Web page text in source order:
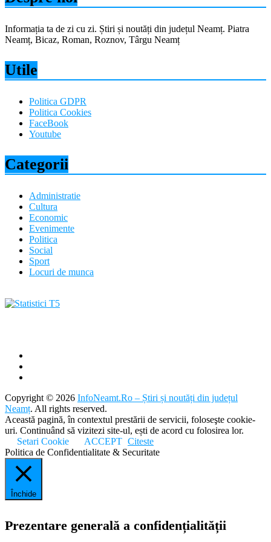
Informația ta de zi cu zi. Știri și noutăți din județul Neamț. Piatra
Neamț, Bicaz, Roman, Roznov, Târgu Neamț
Utile
Politica GDPR
Politica Cookies
FaceBook
Youtube
Categorii
Administratie
Cultura
Economic
Evenimente
Politica
Social
Sport
Locuri de munca
Copyright © 2026 InfoNeamt.Ro – Știri și noutăți din județul
Neamț. All rights reserved.
Această pagină, în contextul prestării de servicii, foloseşte cookie-
uri. Continuând să vizitezi site-ul, ești de acord cu folosirea lor.
Setari Cookie
ACCEPT Citeste
Politica de Confidentialitate & Securitate
Închide
Prezentare generală a confidențialității